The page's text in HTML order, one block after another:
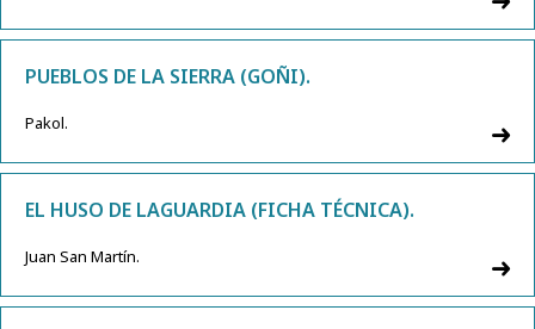
PUEBLOS DE LA SIERRA (GOÑI).
Pakol.
EL HUSO DE LAGUARDIA (FICHA TÉCNICA).
Juan San Martín.